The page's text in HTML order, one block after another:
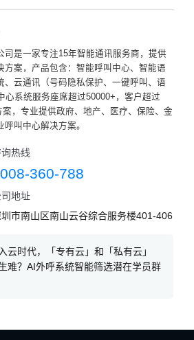
司是一家专注15年智能通讯服务商，提供
方案，产品包含：智能呼叫中心、智能语
、云通讯（号码隐私保护、一键呼叫、语
心系统服务座席超过50000+，客户超过
，专业提供政府、地产、医疗、保险、金
叫中心解决方案。
热线
360-788
司地址
市南山区南山云谷综合服务楼401-406
云时代，「专有云」和「私有云」
难？AI外呼系统智能筛选潜在学员群